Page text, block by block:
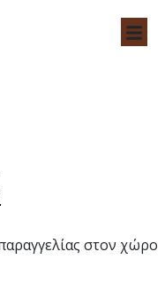
στον χώρο